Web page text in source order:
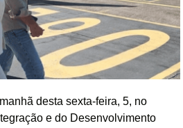
desta sexta-feira, 5, no
e do Desenvolvimento